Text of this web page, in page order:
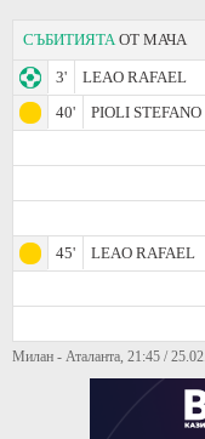
СЪБИТИЯТА ОТ МАЧА
3'
LEAO RAFAEL
40'
PIOLI STEFANO
45'
LEAO RAFAEL
Милан - Аталанта, 21:45 /